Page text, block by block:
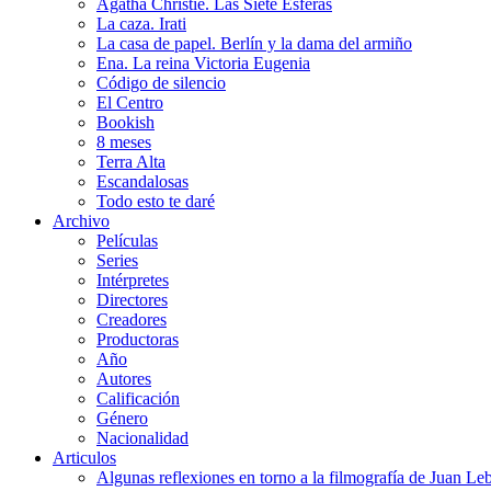
Agatha Christie. Las Siete Esferas
La caza. Irati
La casa de papel. Berlín y la dama del armiño
Ena. La reina Victoria Eugenia
Código de silencio
El Centro
Bookish
8 meses
Terra Alta
Escandalosas
Todo esto te daré
Archivo
Películas
Series
Intérpretes
Directores
Creadores
Productoras
Año
Autores
Calificación
Género
Nacionalidad
Articulos
Algunas reflexiones en torno a la filmografía de Juan